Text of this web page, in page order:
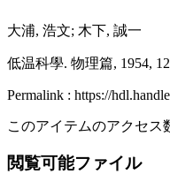
大浦, 浩文; 木下, 誠一
低温科學. 物理篇, 1954,
Permalink : https://
このアイテムのアクセス
閲覧可能ファイル